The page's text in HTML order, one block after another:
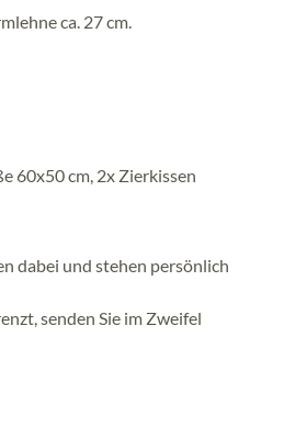
ca. 27 cm.
60x50 cm, 2x Zierkissen
dabei und stehen persönlich
senden Sie im Zweifel